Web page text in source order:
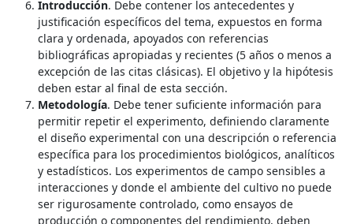
Introducción. Debe contener los antecedentes y
justificación específicos del tema, expuestos en forma
clara y ordenada, apoyados con referencias
bibliográficas apropiadas y recientes (5 años o menos a
excepción de las citas clásicas). El objetivo y la hipótesis
deben estar al final de esta sección.
Metodología. Debe tener suficiente información para
permitir repetir el experimento, definiendo claramente
el diseño experimental con una descripción o referencia
específica para los procedimientos biológicos, analíticos
y estadísticos. Los experimentos de campo sensibles a
interacciones y donde el ambiente del cultivo no puede
ser rigurosamente controlado, como ensayos de
producción o componentes del rendimiento, deben